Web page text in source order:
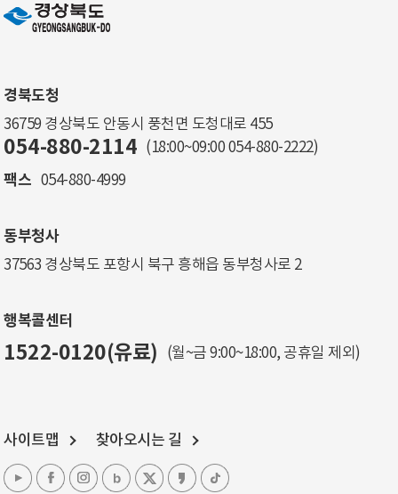
경북도청
36759 경상북도 안동시 풍천면 도청대로 455
054-880-2114 (18:00~09:00 054-880-2222)
팩스 054-880-4999
동부청사
37563 경상북도 포항시 북구 흥해읍 동부청사로 2
행복콜센터
1522-0120(유료) (월~금 9:00~18:00, 공휴일 제외)
사이트맵 찾아오시는 길